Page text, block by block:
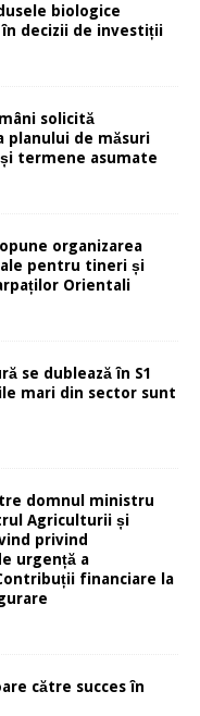
biologice
decizii de investiții
solicită
planului de măsuri
termene asumate
organizarea
pentru tineri și
Orientali
se dublează în S1
mari din sector sunt
domnul ministru
Agriculturii și
privind
urgență a
financiare la
către succes în